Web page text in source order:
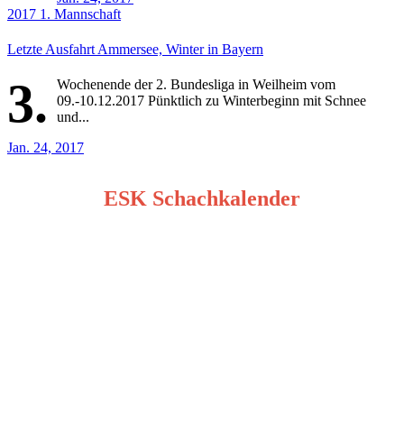
2017 1. Mannschaft
Letzte Ausfahrt Ammersee, Winter in Bayern
3.
Wochenende der 2. Bundesliga in Weilheim vom
09.-10.12.2017 Pünktlich zu Winterbeginn mit Schnee
und...
Jan. 24, 2017
ESK Schachkalender